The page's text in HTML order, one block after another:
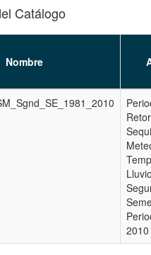
Catálogo
Nombre
2010